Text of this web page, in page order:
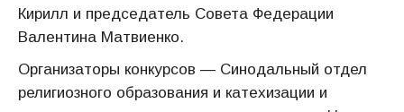
Кирилл и председатель Совета Федерации
Валентина Матвиенко.
Организаторы конкурсов — Синодальный отдел
религиозного образования и катехизации и